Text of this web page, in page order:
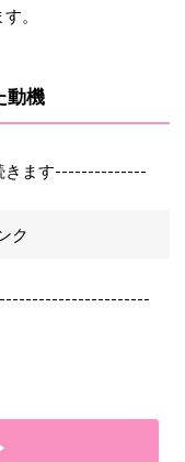
。
動機
きます--------------
ク